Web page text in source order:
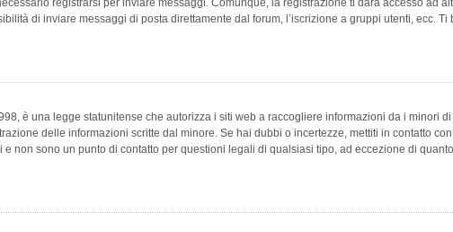
registrarsi per inviare messaggi. Comunque, la registrazione ti darà accesso ad
di inviare messaggi di posta direttamente dal forum, l’iscrizione a gruppi utenti, ecc.
è una legge statunitense che autorizza i siti web a raccogliere informazioni da i minori
delle informazioni scritte dal minore. Se hai dubbi o incertezze, mettiti in contatto
non sono un punto di contatto per questioni legali di qualsiasi tipo, ad eccezione di